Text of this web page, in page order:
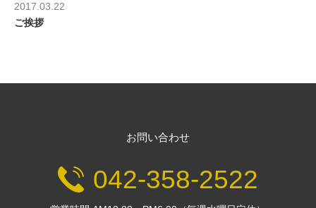
2017.03.22
ご挨拶
お問い合わせ
042-358-2522